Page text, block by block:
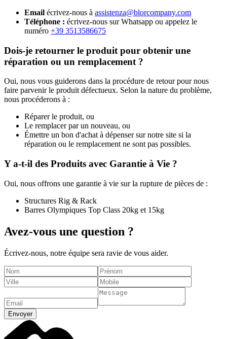
Email écrivez-nous à assistenza@blorcompany.com
Téléphone : écrivez-nous sur Whatsapp ou appelez le
numéro +39 3513586675
Dois-je retourner le produit pour obtenir une
réparation ou un remplacement ?
Oui, nous vous guiderons dans la procédure de retour pour nous
faire parvenir le produit défectueux. Selon la nature du problème,
nous procéderons à :
Réparer le produit, ou
Le remplacer par un nouveau, ou
Émettre un bon d'achat à dépenser sur notre site si la
réparation ou le remplacement ne sont pas possibles.
Y a-t-il des Produits avec Garantie à Vie ?
Oui, nous offrons une garantie à vie sur la rupture de pièces de :
Structures Rig & Rack
Barres Olympiques Top Class 20kg et 15kg
Avez-vous une question ?
Écrivez-nous, notre équipe sera ravie de vous aider.
Envoyer